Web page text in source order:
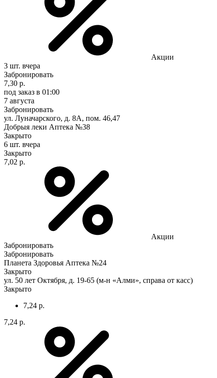
Акции
3 шт. вчера
Забронировать
7,30 р.
под заказ в 01:00
7 августа
Забронировать
ул. Луначарского, д. 8А, пом. 46,47
Добрыя леки Аптека №38
Закрыто
6 шт. вчера
Закрыто
7,02 р.
Акции
Забронировать
Забронировать
Планета Здоровья Аптека №24
Закрыто
ул. 50 лет Октября, д. 19-65 (м-н «Алми», справа от касс)
Закрыто
7,24 р.
7,24 р.